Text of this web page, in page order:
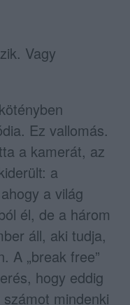
Vagy
Ez vallomás.
a kamerát, az
a
a világ
él, de a három
áll, aki tudja,
A „break free”
hogy eddig
mindenki